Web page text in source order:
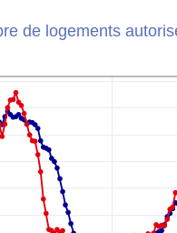
de logements